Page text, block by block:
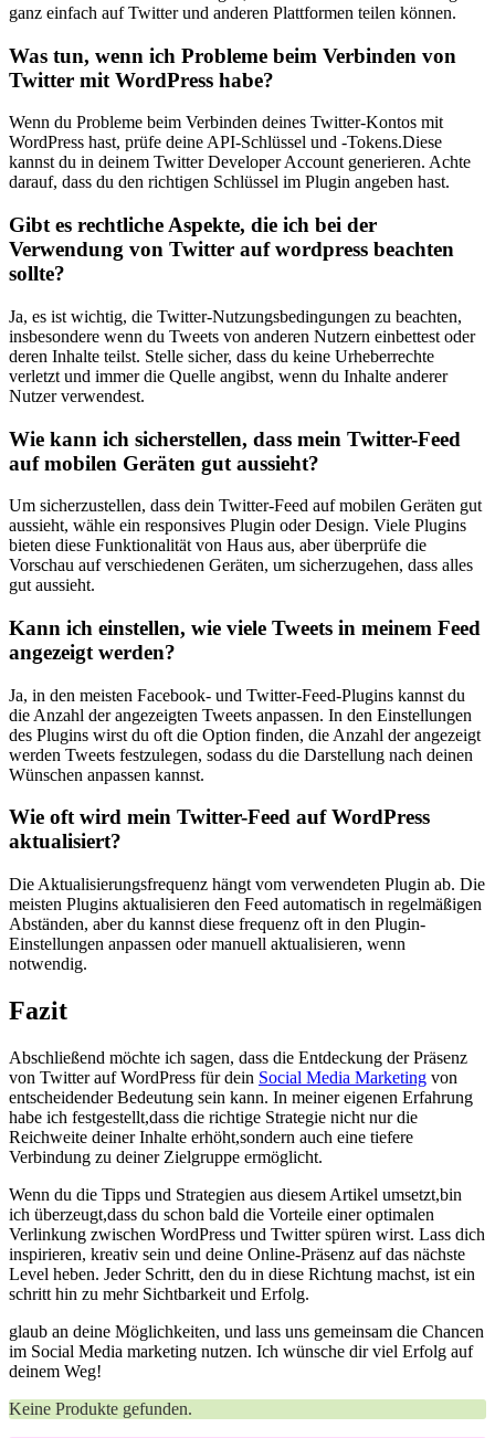
‍ganz ‌einfach auf Twitter ‌und anderen Plattformen⁣ teilen können.
Was tun, wenn⁤ ich ‍Probleme‍ beim Verbinden von
‍Twitter mit ​WordPress habe?
Wenn du⁢ Probleme beim Verbinden ⁤deines Twitter-Kontos ⁢mit
WordPress hast, prüfe deine API-Schlüssel und -Tokens.Diese
kannst du in deinem Twitter Developer Account generieren.​ Achte
⁢darauf, dass du den richtigen Schlüssel im⁢ Plugin angeben ⁢hast.
Gibt es ‌rechtliche Aspekte,⁤ die ich bei ‍der
⁤Verwendung von ‌Twitter auf ⁤wordpress beachten
sollte?
Ja, es ist wichtig, die Twitter-Nutzungsbedingungen‌ zu beachten, ​
insbesondere wenn du Tweets ⁢von⁣ anderen Nutzern einbettest oder⁤
deren Inhalte teilst. Stelle sicher, dass du keine ‍Urheberrechte
‌verletzt⁤ und immer ⁣die Quelle angibst, wenn du Inhalte ‍anderer
‍Nutzer verwendest.
Wie kann⁢ ich sicherstellen,⁢ dass mein⁣ Twitter-Feed⁢
auf mobilen Geräten gut ‍aussieht?
Um sicherzustellen, dass dein Twitter-Feed auf mobilen Geräten gut
aussieht, wähle ein responsives Plugin ‍oder Design. Viele ​Plugins
‍bieten diese Funktionalität‌ von⁢ Haus aus,​ aber überprüfe ⁣die
Vorschau auf verschiedenen ⁤Geräten, um‍ sicherzugehen,⁣ dass alles
gut aussieht.
Kann ich einstellen,‌ wie viele Tweets ⁤in meinem​ Feed ​
angezeigt werden?
Ja, in‌ den meisten Facebook- und Twitter-Feed-Plugins kannst‌ du
die Anzahl der angezeigten Tweets anpassen. ⁣In den Einstellungen
des Plugins wirst du oft die Option finden, die ⁤Anzahl der angezeigt
werden Tweets festzulegen, sodass du die Darstellung nach deinen
Wünschen anpassen‍ kannst.
Wie ‍oft ‍wird mein Twitter-Feed auf WordPress
aktualisiert?
Die Aktualisierungsfrequenz hängt ⁤vom verwendeten Plugin ab. Die
meisten Plugins‌ aktualisieren‍ den Feed automatisch in regelmäßigen
Abständen, aber du kannst‌ diese frequenz oft in den Plugin-
Einstellungen anpassen oder⁤ manuell aktualisieren,​ wenn​
notwendig.
Fazit
Abschließend möchte ich ​sagen, dass die ⁣Entdeckung der Präsenz
von Twitter auf WordPress für dein ⁣ Social Media Marketing ⁤ von
entscheidender⁤ Bedeutung sein kann. In meiner eigenen Erfahrung
habe ich festgestellt,dass die richtige Strategie nicht nur die⁢
Reichweite⁤ deiner‍ Inhalte erhöht,sondern auch eine⁢ tiefere⁤
Verbindung zu‌ deiner Zielgruppe ermöglicht.
Wenn du die Tipps und ‌Strategien aus diesem Artikel umsetzt,bin
ich ⁤überzeugt,dass ⁤du schon bald die Vorteile einer optimalen
Verlinkung zwischen ​WordPress und Twitter spüren wirst. ‍Lass dich
inspirieren,⁤ kreativ sein und deine Online-Präsenz ⁤auf das ‍nächste
⁣Level heben. Jeder Schritt, den du in diese⁢ Richtung⁤ machst, ist ein
schritt hin zu mehr Sichtbarkeit und​ Erfolg.⁣
glaub an deine Möglichkeiten,​ und lass uns ​gemeinsam die Chancen​
im Social ‍Media marketing nutzen. Ich wünsche dir⁤ viel Erfolg ⁣auf
deinem Weg!
Keine Produkte gefunden.